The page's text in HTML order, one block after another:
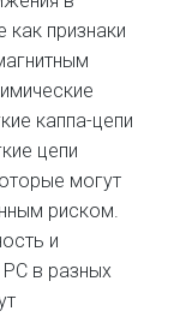
как признаки
каппа-цепи
цепи
могут
риском.
и
РС в разных